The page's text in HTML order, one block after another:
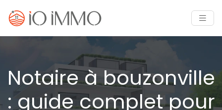
Notaire à bouzonville
: guide complet pour